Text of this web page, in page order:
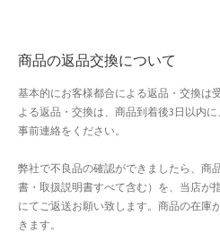
商品の返品交換について
基本的にお客様都合による返品・交換は
よる返品・交換は、商品到着後3日以内
事前連絡をください。
弊社で不良品の確認ができましたら、商
書・取扱説明書すべて含む）を、当店が
にてご返送お願い致します。商品の在庫
きます。